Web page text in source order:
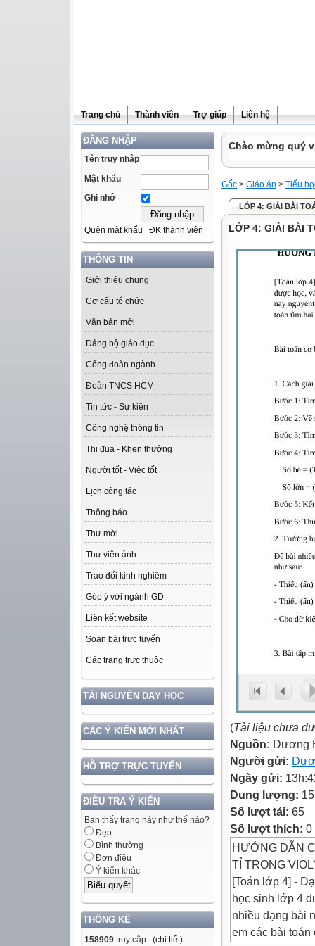
Trang chủ Thành viên Trợ giúp Liên hệ
ĐĂNG NHẬP
Tên truy nhập
Mật khẩu
Ghi nhớ
Quên mật khẩu ĐK thành viên
THÔNG TIN
Giới thiệu chung
Cơ cấu tổ chức
Văn bản mới
Đảng bộ giáo dục
Công đoàn ngành
Đoàn TNCS HCM
Tin tức - Sự kiện
Công nghệ thông tin
Thi đua - Khen thưởng
Người tốt - Việc tốt
Lịch công tác
Thông báo
Thư mời
Thư viện ảnh
Trao đổi kinh nghiệm
Góp ý với ngành GD
Liên kết website
Soạn bài trực tuyến
Các trang trực thuộc
TÀI NGUYÊN DẠY HỌC
CÁC Ý KIẾN MỚI NHẤT
HỖ TRỢ TRỰC TUYẾN
ĐIỀU TRA Ý KIẾN
Bạn thấy trang này như thế nào?
Đẹp
Bình thường
Đơn điệu
Ý kiến khác
THỐNG KÊ
158909 truy cập (chi tiết)
Chào mừng quý
Gốc > Giáo án > Tiểu
LỚP 4: GIẢI BÀI
LỚP 4: GIẢI BÀI
(Tài liệu chưa
Nguồn: Dương
Người gửi:
Ngày gửi:
Dung lượng:
Số lượt tải: 65
Số lượt thích: 0
HƯỚNG DẪN
TỈ TRONG
[Toán lớp 4] -
học sinh lớp 4
nhiều dạng bài
em các bài